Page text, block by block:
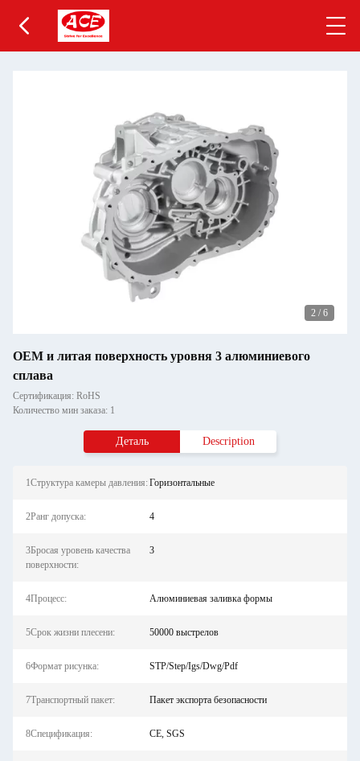
2 / 6
OEM и литая поверхность уровня 3 алюминиевого
сплава
Сертификация: RoHS
Количество мин заказа: 1
Деталь Description
1Структура камеры давления:Горизонтальные
2Ранг допуска: 4
3Бросая уровень качества
поверхности:
3
4Процесс: Алюминиевая заливка формы
5Срок жизни плесени: 50000 выстрелов
6Формат рисунка: STP/Step/Igs/Dwg/Pdf
7Транспортный пакет: Пакет экспорта безопасности
8Спецификация: CE, SGS